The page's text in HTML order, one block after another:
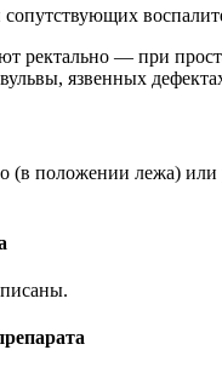
ректально — при
язвенных
(в положении лежа)